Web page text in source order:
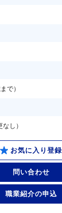
で）
し）
お気に入り登録
問い合わせ
職業紹介の申込